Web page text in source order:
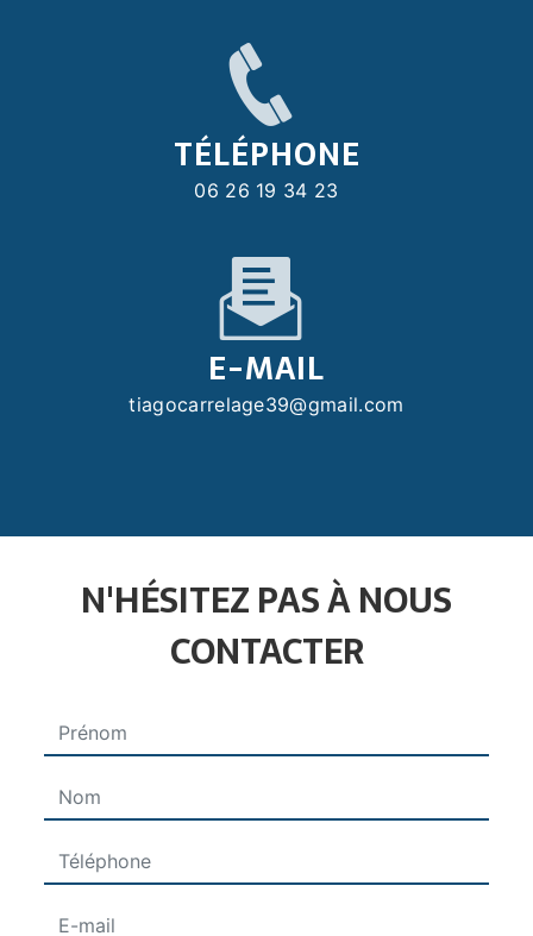
TÉLÉPHONE
06 26 19 34 23
E-MAIL
tiagocarrelage39@gmail.com
N'HÉSITEZ PAS À NOUS
CONTACTER